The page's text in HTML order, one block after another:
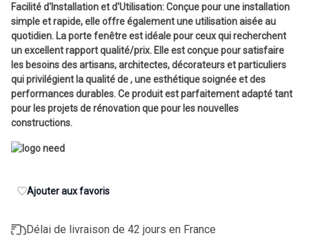
Facilité d'Installation et d'Utilisation: Conçue pour une installation
simple et rapide, elle offre également une utilisation aisée au
quotidien. La porte fenêtre est idéale pour ceux qui recherchent
un excellent rapport qualité/prix. Elle est conçue pour satisfaire
les besoins des artisans, architectes, décorateurs et particuliers
qui privilégient la qualité de , une esthétique soignée et des
performances durables. Ce produit est parfaitement adapté tant
pour les projets de rénovation que pour les nouvelles
constructions.
Ajouter aux favoris
Délai de livraison de 42 jours en France